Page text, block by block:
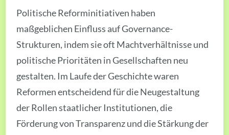
Politische Reforminitiativen haben
maßgeblichen Einfluss auf Governance-
Strukturen, indem sie oft Machtverhältnisse und
politische Prioritäten in Gesellschaften neu
gestalten. Im Laufe der Geschichte waren
Reformen entscheidend für die Neugestaltung
der Rollen staatlicher Institutionen, die
Förderung von Transparenz und die Stärkung der